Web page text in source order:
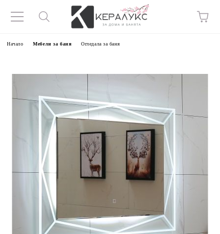
Начало Мебели за баня Огледала за баня